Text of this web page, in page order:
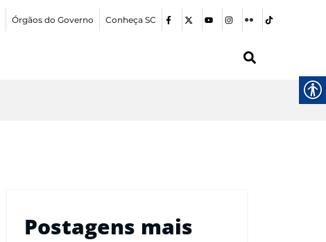
Órgãos do Governo Conheça SC
Postagens mais